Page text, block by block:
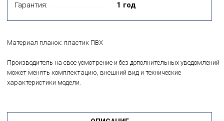
Гарантия:
1 год
Материал планок: пластик ПВХ
Производитель на свое усмотрение и без дополнительных уведомлений
может менять комплектацию, внешний вид и технические
характеристики модели.